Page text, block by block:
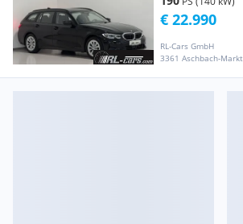
RL-Cars GmbH
3361 Aschbach-Markt
€ 22.990